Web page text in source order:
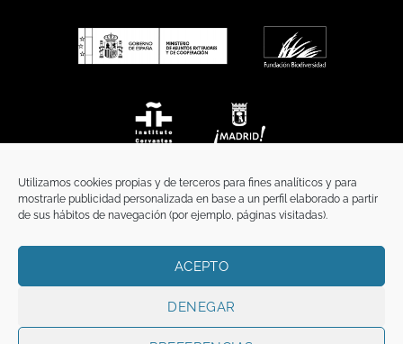
Utilizamos cookies propias y de terceros para fines analíticos y para
mostrarle publicidad personalizada en base a un perfil elaborado a partir
de sus hábitos de navegación (por ejemplo, páginas visitadas).
ACEPTO
DENEGAR
TÉRMINOS Y CONDICIONES
Copyright 2026 ©FunciFUNCI es titular de los derechos de propiedad